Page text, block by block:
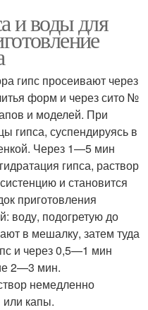
и воды для
гипс просеивают через
форм и через сито №
и моделей. При
гипса, суспендируясь в
Через 1—5 мин
гипса, раствор
и становится
приготовления
воду, подогретую до
в мешалку, затем туда
и через 0,5—1 мин
2—3 мин.
немедленно
капы.